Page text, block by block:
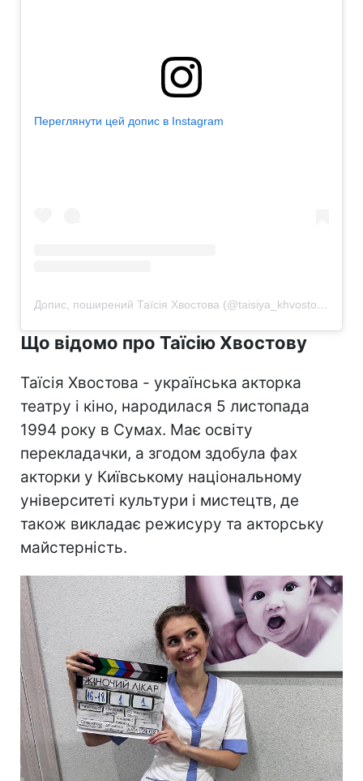
Переглянути цей допис в Instagram
Допис, поширений Таїсія Хвостова (@taisiya_khvostova)
Що відомо про Таїсію Хвостову
Таїсія Хвостова - українська акторка
театру і кіно, народилася 5 листопада
1994 року в Сумах. Має освіту
перекладачки, а згодом здобула фах
акторки у Київському національному
університеті культури і мистецтв, де
також викладає режисуру та акторську
майстерність.